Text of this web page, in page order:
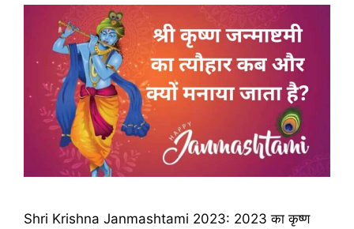
Shri Krishna Janmashtami 2023: 2023 का कृष्ण